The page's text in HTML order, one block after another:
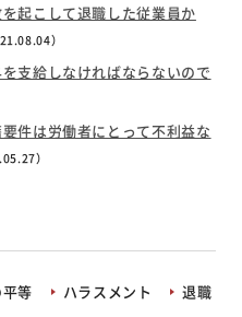
起こして退職した従業員か
）
支給しなければならないので
件は労働者にとって不利益な
）
等 ハラスメント
退職